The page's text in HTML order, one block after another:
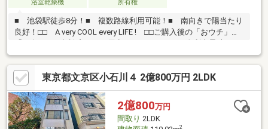
浴室乾燥機
所有権
■ 池袋駅徒歩8分！■ 複数路線利用可能！■ 南向きで陽当たり
良好！□□ A very COOL every LIFE ! □□ご購入後の「おウチ」と
スクヘッジ、借換え相談、繰上返済のタイミング、各種保険の見
直し・・・etc・おウチの設備保証や定期点検、駆け付けサービ
ス・・・etcまずはお気軽に現地をご覧下さいませ。物件の詳細に
ついて、ご見学希望のお客様は下記番号までお気軽にご連絡下さ
い。お問い合わせ専用フリーダイヤル ：０１２０－５１０ー００
３
東京都文京区小石川４ 2億800万円 2LDK
2億800万円
間取り 2LDK
2